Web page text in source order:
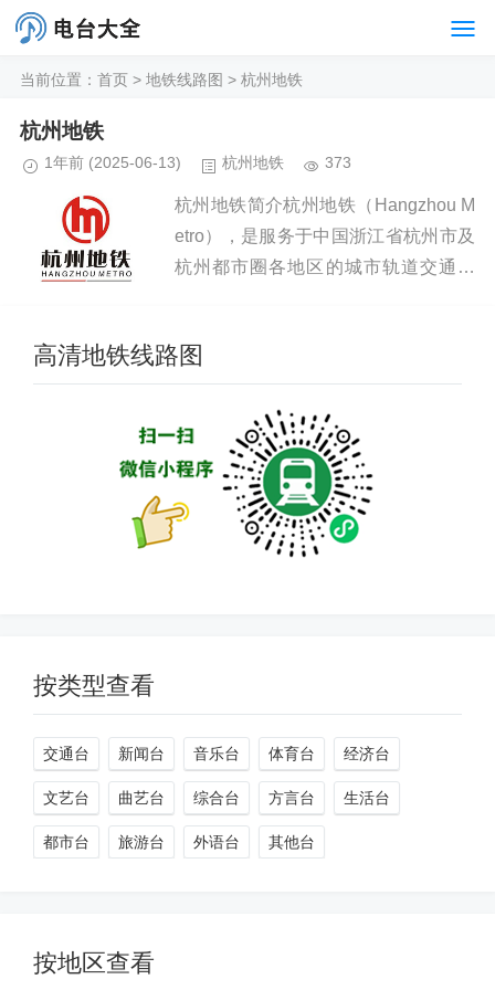
当前位置： 首页 > 地铁线路图 > 杭州地铁
杭州地铁
1年前 (2025-06-13) 杭州地铁 373
杭州地铁简介杭州地铁（Hangzhou M
etro），是服务于中国浙江省杭州市及
杭州都市圈各地区的城市轨道交通系
东地区第四个、...
高清地铁线路图
按类型查看
交通台 新闻台 音乐台 体育台 经济台
文艺台 曲艺台 综合台 方言台 生活台
都市台 旅游台 外语台 其他台
按地区查看